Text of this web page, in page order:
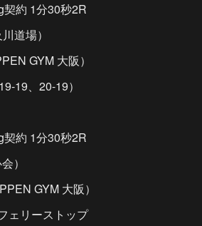
約 1分30秒2R
道場）
GYM 大阪）
19、20-19）
約 1分30秒2R
）
GYM 大阪）
リーストップ